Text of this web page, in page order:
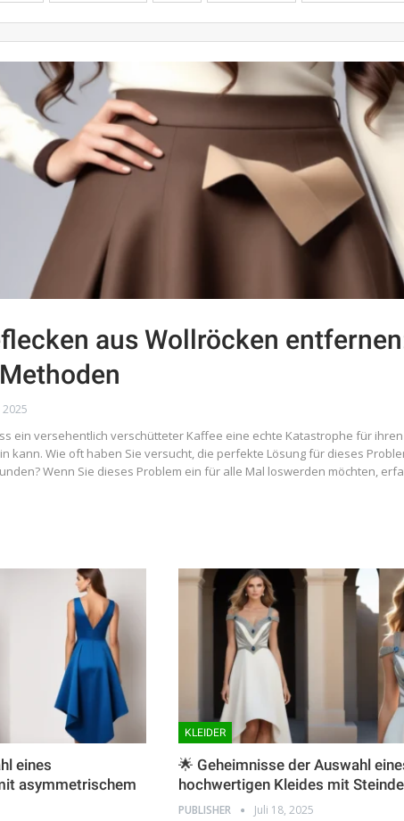
aus Wollröcken
2025
ein versehentlich verschütteter Kaffee eine echte Katastrophe für ihren
kann. Wie oft haben Sie versucht, die perfekte Lösung für dieses
Wenn Sie dieses Problem ein für alle Mal loswerden möchten,
eines
asymmetrischem
KLEIDER
🌟 Geheimnisse der Auswahl
hochwertigen Kleides mit
PUBLISHER Juli 18, 2025